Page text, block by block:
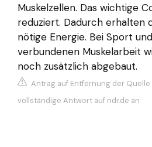
Muskelzellen. Das wichtige
reduziert. Dadurch erhalten
nötige Energie. Bei Sport
verbundenen Muskelarbeit
noch zusätzlich abgebaut.
Antrag auf Entfernung der Quelle
vollständige Antwort auf ndr.de an